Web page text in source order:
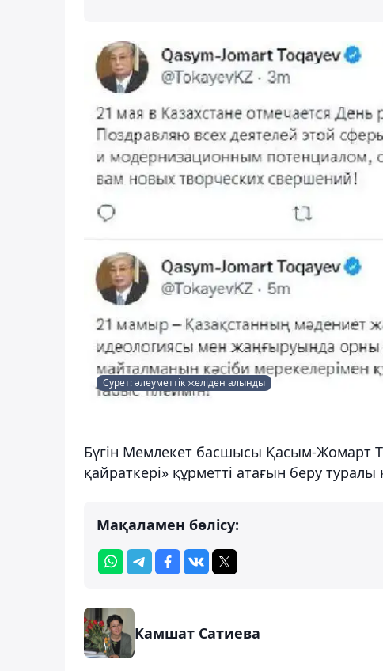
Сурет: әлеуметтік желіден алынды
Бүгін Мемлекет басшысы Қасым-Жомарт
қайраткері» құрметті атағын беру туралы
Мақаламен бөлісу:
Камшат Сатиева